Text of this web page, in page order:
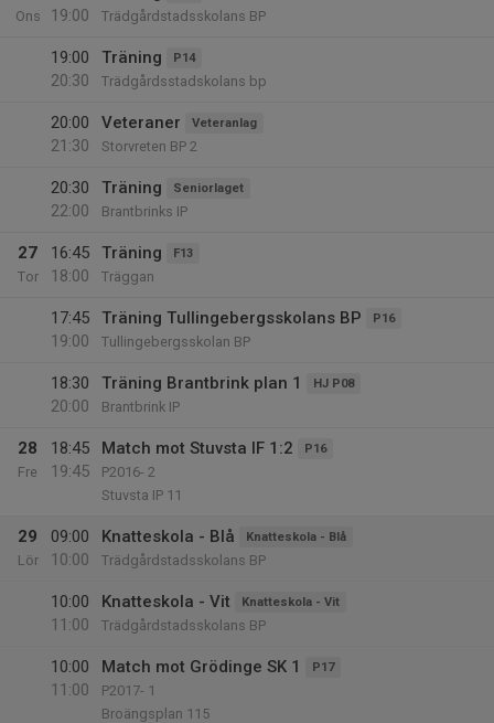
Ons
19:00
Trädgårdstadsskolans BP
19:00
20:30
Träning P14
Trädgårdsstadskolans bp
20:00
21:30
Veteraner Veteranlag
Storvreten BP 2
20:30
22:00
Träning Seniorlaget
Brantbrinks IP
27
Tor
16:45
18:00
Träning F13
Träggan
17:45
19:00
Träning Tullingebergsskolans BP P16
Tullingebergsskolan BP
18:30
20:00
Träning Brantbrink plan 1 HJ P08
Brantbrink IP
28
Fre
18:45
19:45
Match mot Stuvsta IF 1:2 P16
P2016- 2
Stuvsta IP 11
29
Lör
09:00
10:00
Knatteskola - Blå Knatteskola - Blå
Trädgårdstadsskolans BP
10:00
11:00
Knatteskola - Vit Knatteskola - Vit
Trädgårdstadsskolans BP
10:00
11:00
Match mot Grödinge SK 1 P17
P2017- 1
Broängsplan 115